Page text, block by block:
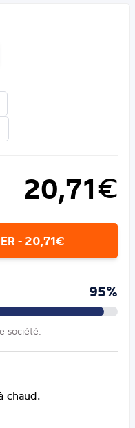
20,71€
- 20,71€
95%
société.
chaud.